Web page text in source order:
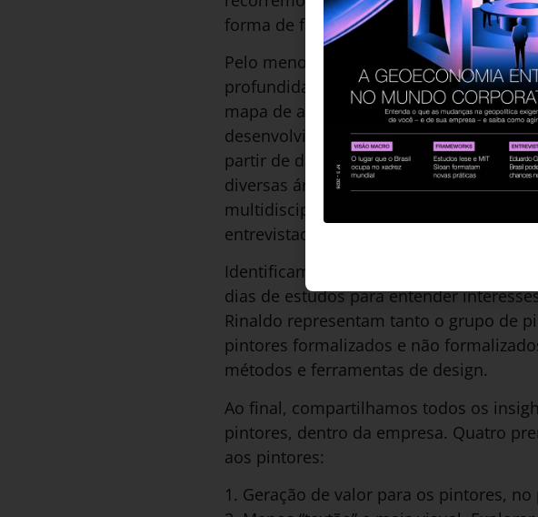
forma de fazer marketing para os
Pelo menos cinco ferramentas de
profundidade com os pintores – com
mapa de afinidades, pesquisas de
desenvolvidas para representar o
partir de dados demográficos,
diversas áreas da organização, como
multidisciplinares, estrategistas,
entrevistados podiam ou não ter
Identificamos duas personas, batizadas
dias de estudos para entender
Rinaldo representam tanto o grupo de
pintores formalizados e não
métodos e ferramentas de design.
Ao final, compartilhamos todos os
pintores, dentro da empresa. Quatro
aos pintores:
1. Geração de valor para os pintores,